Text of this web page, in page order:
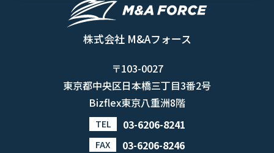
株式会社 M&Aフォース
〒103-0027
東京都中央区日本橋三丁目3番2号
Bizflex東京八重洲8階
TEL 03-6206-8241
FAX 03-6206-8246